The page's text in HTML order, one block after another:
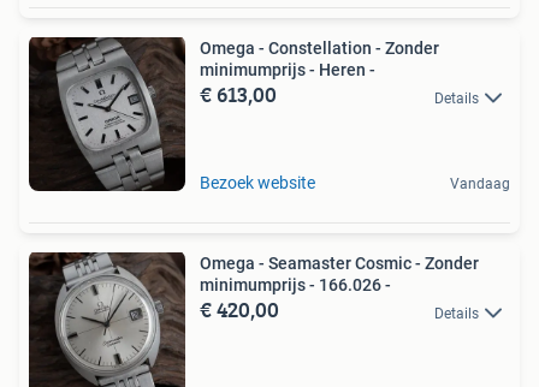
Omega - Constellation - Zonder
minimumprijs - Heren -
€ 613,00 Details
Bezoek website Vandaag
Omega - Seamaster Cosmic - Zonder
minimumprijs - 166.026 -
€ 420,00 Details